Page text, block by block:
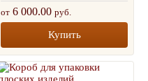
от 6 000.00руб.
Купить